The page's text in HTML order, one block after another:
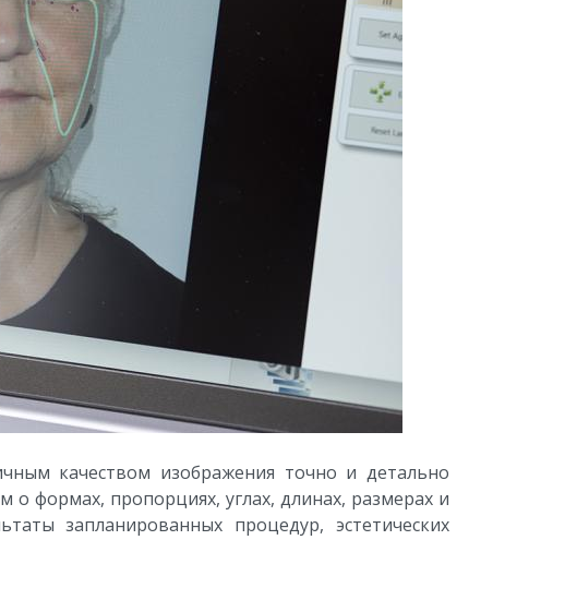
качеством изображения точно и детально
формах, пропорциях, углах, длинах, размерах и
запланированных процедур, эстетических